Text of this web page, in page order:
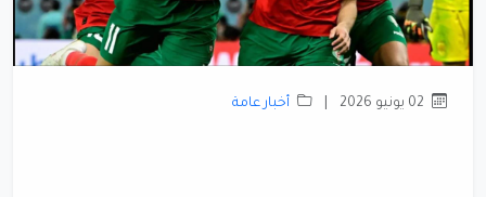
أخبار عامة